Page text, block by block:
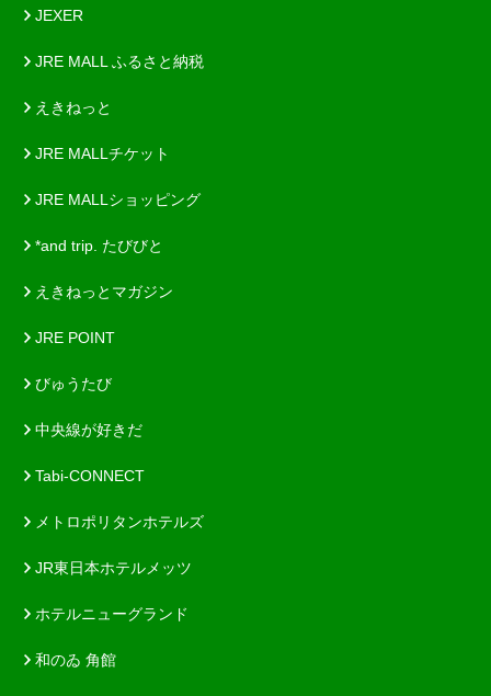
JEXER
JRE MALL ふるさと納税
えきねっと
JRE MALLチケット
JRE MALLショッピング
*and trip. たびびと
えきねっとマガジン
JRE POINT
びゅうたび
中央線が好きだ
Tabi-CONNECT
メトロポリタンホテルズ
JR東日本ホテルメッツ
ホテルニューグランド
和のゐ 角館